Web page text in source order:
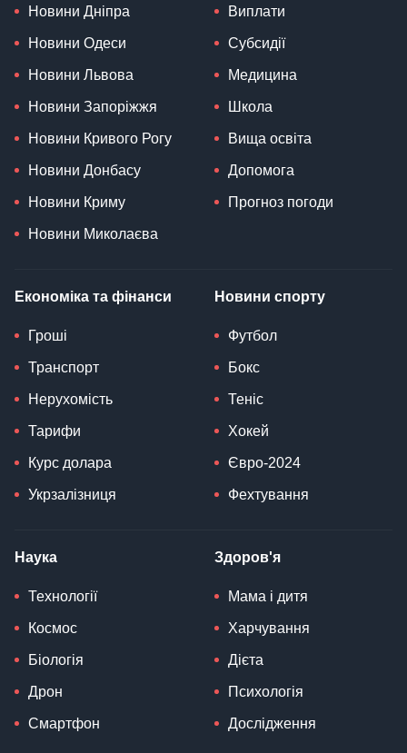
Новини Дніпра
Новини Одеси
Новини Львова
Новини Запоріжжя
Новини Кривого Рогу
Новини Донбасу
Новини Криму
Новини Миколаєва
Виплати
Субсидії
Медицина
Школа
Вища освіта
Допомога
Прогноз погоди
Економіка та фінанси
Гроші
Транспорт
Нерухомість
Тарифи
Курс долара
Укрзалізниця
Новини спорту
Футбол
Бокс
Теніс
Хокей
Євро-2024
Фехтування
Наука
Технології
Космос
Біологія
Дрон
Смартфон
Здоров'я
Мама і дитя
Харчування
Дієта
Психологія
Дослідження